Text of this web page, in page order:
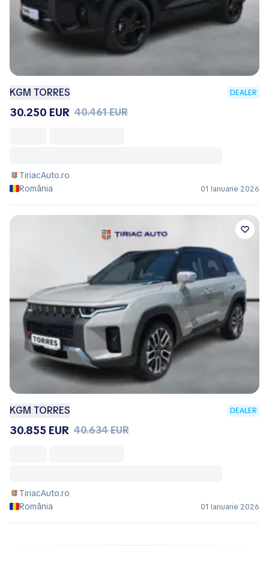
KGM TORRES DEALER
30.250 EUR 40.461 EUR
TiriacAuto.ro
România
01 Ianuarie 2026
KGM TORRES DEALER
30.855 EUR 40.634 EUR
TiriacAuto.ro
România
01 Ianuarie 2026